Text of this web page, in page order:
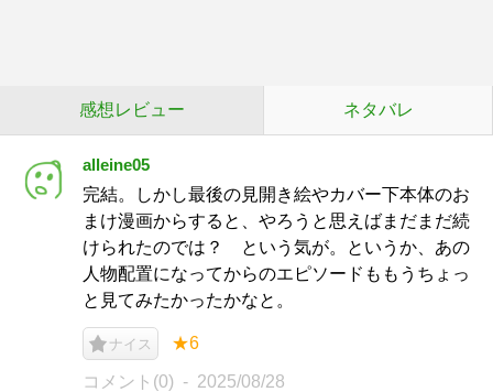
感想レビュー ネタバレ
alleine05
完結。しかし最後の見開き絵やカバー下本体のお
まけ漫画からすると、やろうと思えばまだまだ続
けられたのでは？ という気が。というか、あの
人物配置になってからのエピソードももうちょっ
と見てみたかったかなと。
ナイス ★6
コメント(0) 2025/08/28